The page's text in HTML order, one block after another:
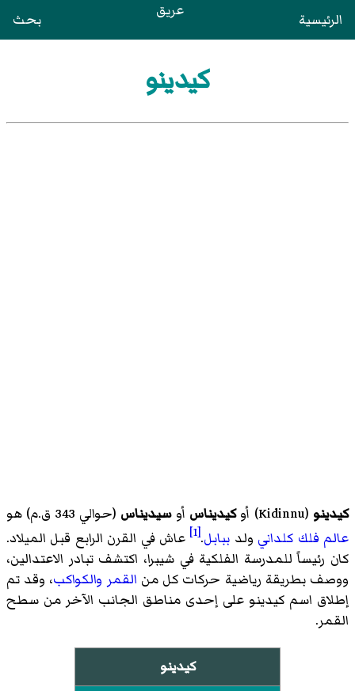
الرئيسية عريق بحث
كيدينو
كيدينو (
Kidinnu)‏ أوكيديناس أوسيديناس (حوالي 343 ق.م) هو
عالم فلك كلداني ولد ببابل.
[1]
عاش في القرن الرابع قبل الميلاد.
كان رئيساً للمدرسة الفلكية في شيبرا، اكتشف تبادر الاعتدالين،
ووصف بطريقة رياضية حركات كل من القمر والكواكب، وقد تم
إطلاق اسم كيدينو على إحدى مناطق الجانب الآخر من سطح
القمر.
كيدينو